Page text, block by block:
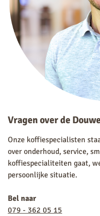
Vragen over de
Onze koffiespecialisten
over onderhoud, service,
koffiespecialiteiten gaat,
persoonlijke situatie.
Bel naar
079 - 362 05 15